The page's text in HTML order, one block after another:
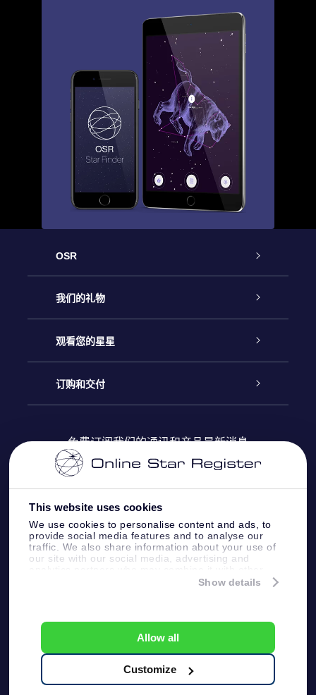
This website uses cookies
We use cookies to personalise content and ads, to
provide social media features and to analyse our
traffic. We also share information about your use of
our site with our social media, advertising and
information that you’ve provided to them or that
Show details
Allow all
Customize
OSR
客户服务
联系我们
博客
评论
我们的礼物
Online Star礼物
OSR 礼物包
OSR 礼物卡
公司礼品
观看您的星星
Online Star Register
个性化的Star Page
One Million Stars
OSR Starsaver
订购和交付
付款信息
配送信息
退货政策&撤销权
免费订阅我们的通讯和产品最新消息
客户服务:help@osr.org
KVK: 60333553, VAT: NL 8538.62.722B01
One Million Stars
一般条款和条件
隐私政策和免责声明